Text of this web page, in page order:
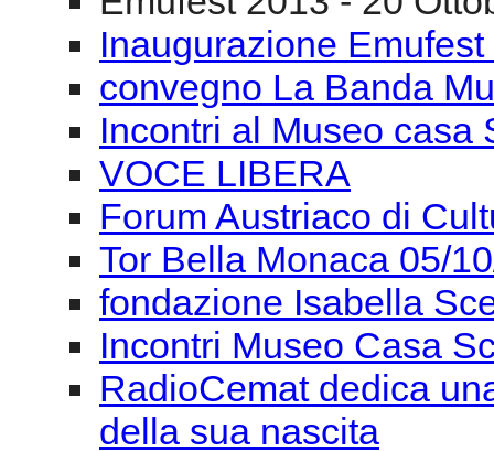
Inaugurazione
convegno La Banda
Incontri al Museo casa
VOCE LIBERA
Forum Austriaco di
Tor Bella Monaca 05/
fondazione Isabella
Incontri Museo Casa
RadioCemat dedica
della sua nascita